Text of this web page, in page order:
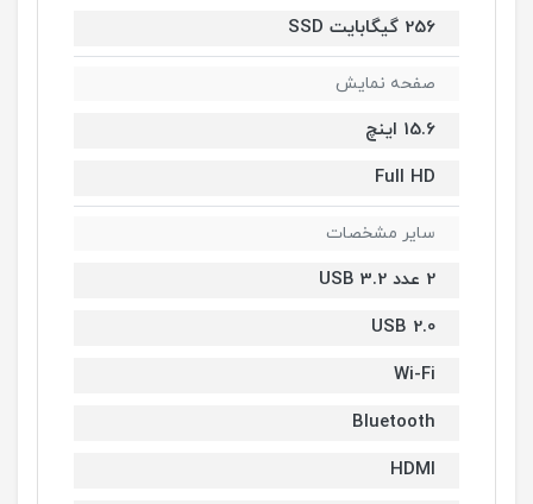
256 گیگابایت SSD
صفحه نمایش
15.6 اینچ
Full HD
سایر مشخصات
2 عدد USB 3.2
USB 2.0
Wi-Fi
Bluetooth
HDMI